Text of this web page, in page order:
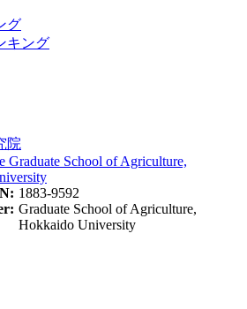
グ
キング
院
Graduate School of Agriculture,
1883-9592
Graduate School of Agriculture,
Hokkaido University